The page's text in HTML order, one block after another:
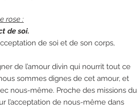
rose :
de soi.
de soi et de son corps,
de l’amour divin qui nourrit tout ce
sommes dignes de cet amour, et
nous-même. Proche des missions du
l’acceptation de nous-même dans